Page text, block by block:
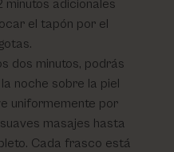
adicionales
el tapón por el
dos minutos, podrás
noche sobre la piel
uniformemente por
masajes hasta
Cada frasco está